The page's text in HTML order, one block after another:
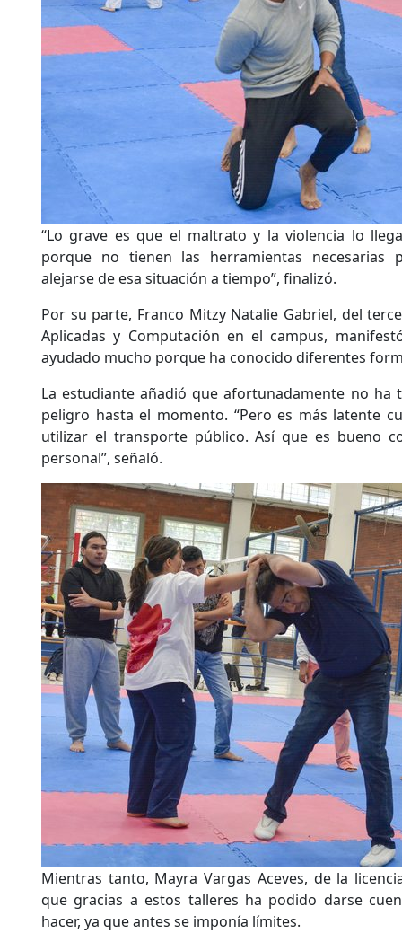
“Lo grave es que el maltrato y la violencia lo
porque no tienen las herramientas necesarias
alejarse de esa situación a tiempo”, finalizó.
Por su parte, Franco Mitzy Natalie Gabriel, del
Aplicadas y Computación en el campus,
ayudado mucho porque ha conocido diferentes
La estudiante añadió que afortunadamente no ha
peligro hasta el momento. “Pero es más latente
utilizar el transporte público. Así que es bueno
personal”, señaló.
Mientras tanto, Mayra Vargas Aceves, de la
que gracias a estos talleres ha podido darse
hacer, ya que antes se imponía límites.